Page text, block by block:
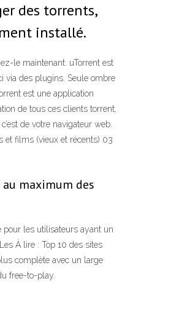
des torrents,
installé.
le maintenant. uTorrent est
via des plugins. Seule ombre
est une application
de tous ces clients torrent,
de votre navigateur web.
et films (vieux et récents) 03
maximum des
les utilisateurs ayant un
À lire : Top 10 des sites
complète avec un large
free-to-play.